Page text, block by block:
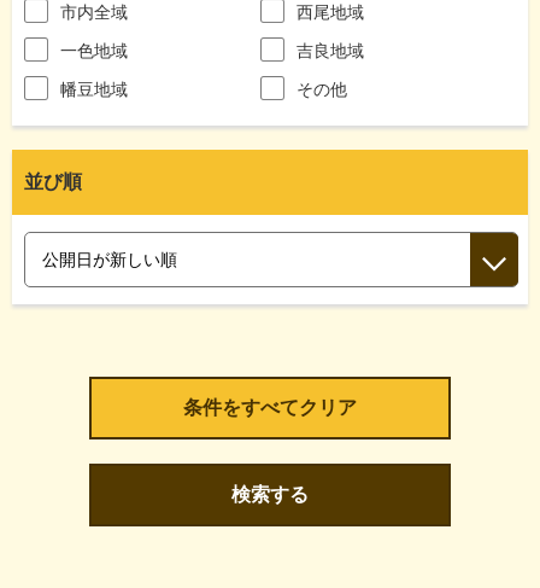
市内全域
西尾地域
一色地域
吉良地域
幡豆地域
その他
並び順
検索する